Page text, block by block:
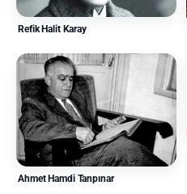
Refik Halit Karay
Ahmet Hamdi Tanpınar